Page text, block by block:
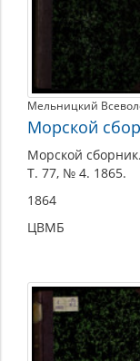
Мельницкий
Морской
Морской
Т. 77, № 4. 1865.
1864
ЦВМБ